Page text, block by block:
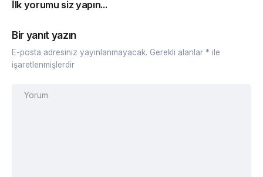
İlk yorumu siz yapın...
Bir yanıt yazın
E-posta adresiniz yayınlanmayacak. Gerekli alanlar * ile
işaretlenmişlerdir